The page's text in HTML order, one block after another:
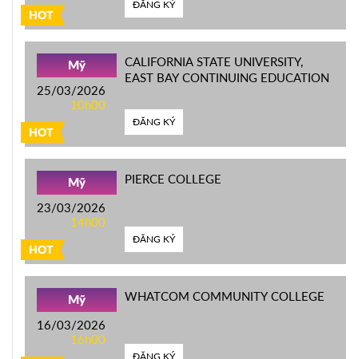
HOT
ĐĂNG KÝ
HOT
Mỹ
25/03/2026
10h00
CALIFORNIA STATE UNIVERSITY,
EAST BAY CONTINUING EDUCATION
ĐĂNG KÝ
HOT
Mỹ
23/03/2026
14h00
PIERCE COLLEGE
ĐĂNG KÝ
Mỹ
16/03/2026
16h00
WHATCOM COMMUNITY COLLEGE
ĐĂNG KÝ